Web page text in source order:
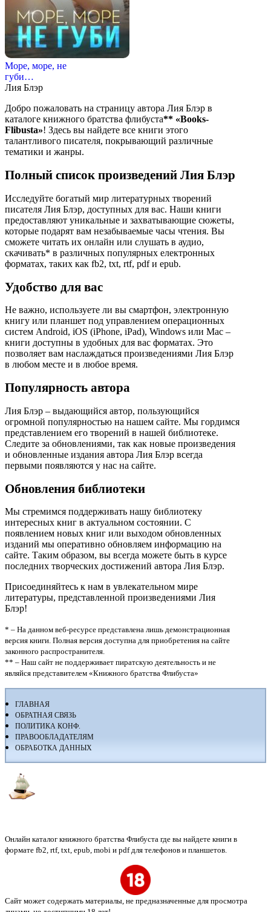
Море, море, не
губи…
Лия Блэр
Добро пожаловать на страницу автора Лия Блэр в
каталоге книжного братства флибуста** «Books-
Flibusta»! Здесь вы найдете все книги этого
талантливого писателя, покрывающий различные
тематики и жанры.
Полный список произведений Лия Блэр
Исследуйте богатый мир литературных творений
писателя Лия Блэр, доступных для вас. Наши книги
предоставляют уникальные и захватывающие сюжеты,
которые подарят вам незабываемые часы чтения. Вы
сможете читать их онлайн или слушать в аудио,
скачивать* в различных популярных електронных
форматах, таких как fb2, txt, rtf, pdf и epub.
Удобство для вас
Не важно, используете ли вы смартфон, электронную
книгу или планшет под управлением операционных
систем Android, iOS (iPhone, iPad), Windows или Mac –
книги доступны в удобных для вас форматах. Это
позволяет вам наслаждаться произведениями Лия Блэр
в любом месте и в любое время.
Популярность автора
Лия Блэр – выдающийся автор, пользующийся
огромной популярностью на нашем сайте. Мы гордимся
представлением его творений в нашей библиотеке.
Следите за обновлениями, так как новые произведения
и обновленные издания автора Лия Блэр всегда
первыми появляются у нас на сайте.
Обновления библиотеки
Мы стремимся поддерживать нашу библиотеку
интересных книг в актуальном состоянии. С
появлением новых книг или выходом обновленных
изданий мы оперативно обновляем информацию на
сайте. Таким образом, вы всегда можете быть в курсе
последних творческих достижений автора Лия Блэр.
Присоединяйтесь к нам в увлекательном мире
литературы, представленной произведениями Лия
Блэр!
* – На данном веб-ресурсе представлена лишь демонстрационная
версия книги. Полная версия доступна для приобретения на сайте
законного распространителя.
** – Наш сайт не поддерживает пиратскую деятельность и не
являйся представителем «Книжного братства Флибуста»
ГЛАВНАЯ
ОБРАТНАЯ СВЯЗЬ
ПОЛИТИКА КОНФ.
ПРАВООБЛАДАТЕЛЯМ
ОБРАБОТКА ДАННЫХ
Онлайн каталог книжного братства Флибуста где вы найдете книги в
формате fb2, rtf, txt, epub, mobi и pdf для телефонов и планшетов.
Сайт может содержать материалы, не предназначенные для просмотра